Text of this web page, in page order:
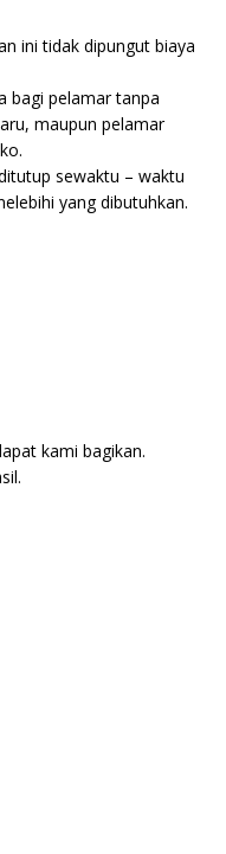
ini tidak dipungut biaya
bagi pelamar tanpa
maupun pelamar
sewaktu – waktu
yang dibutuhkan.
kami bagikan.